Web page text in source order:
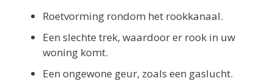
Roetvorming rondom het rookkanaal.
Een slechte trek, waardoor er rook in uw
woning komt.
Een ongewone geur, zoals een gaslucht.